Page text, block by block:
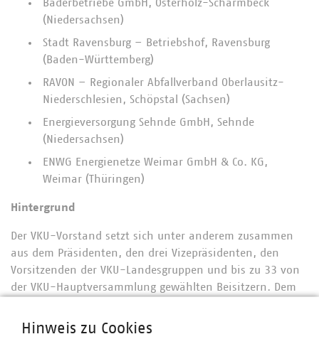
Bäderbetriebe GmbH, Osterholz-Scharmbeck
(Niedersachsen)
Stadt Ravensburg – Betriebshof, Ravensburg
(Baden-Württemberg)
RAVON – Regionaler Abfallverband Oberlausitz-
Niederschlesien, Schöpstal (Sachsen)
Energieversorgung Sehnde GmbH, Sehnde
(Niedersachsen)
ENWG Energienetze Weimar GmbH & Co. KG,
Weimar (Thüringen)
Hintergrund
Der VKU-Vorstand setzt sich unter anderem zusammen
aus dem Präsidenten, den drei Vizepräsidenten, den
Vorsitzenden der VKU-Landesgruppen und bis zu 33 von
der VKU-Hauptversammlung gewählten Beisitzern. Dem
Verbandes. Er wählt den Präsidenten, die Vizepräsidenten
Hinweis zu Cookies